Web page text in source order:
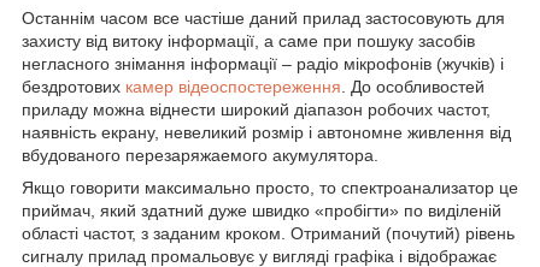
Останнім часом все частіше даний прилад застосовують для
захисту від витоку інформації, а саме при пошуку засобів
негласного знімання інформації – радіо мікрофонів (жучків) і
бездротових камер відеоспостереження . До особливостей
приладу можна віднести широкий діапазон робочих частот,
наявність екрану, невеликий розмір і автономне живлення від
вбудованого перезаряжаемого акумулятора.
Якщо говорити максимально просто, то спектроанализатор це
приймач, який здатний дуже швидко «пробігти» по виділеній
області частот, з заданим кроком. Отриманий (почутий) рівень
сигналу прилад промальовує у вигляді графіка і відображає